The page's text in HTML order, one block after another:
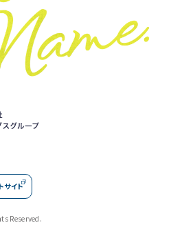
サイト
Reserved.